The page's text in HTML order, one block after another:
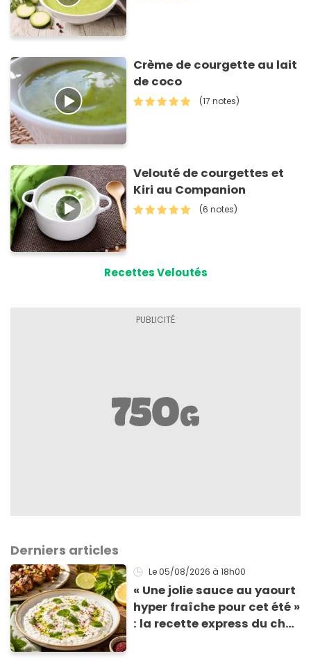
Crème de courgette au lait
de coco
(17 notes)
Velouté de courgettes et
Kiri au Companion
(6 notes)
Recettes Veloutés
Derniers articles
Le 05/08/2026 à 18h00
« Une jolie sauce au yaourt
hyper fraîche pour cet été »
: la recette express du chef